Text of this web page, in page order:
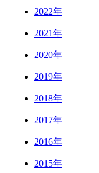
2022年
2021年
2020年
2019年
2018年
2017年
2016年
2015年